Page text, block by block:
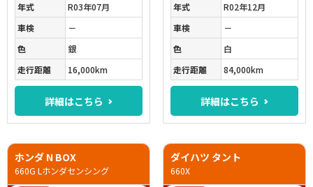
年式
R03年07月
車検
－
色
銀
走行距離
16,000km
詳細はこちら
年式
R02年12月
車検
－
色
白
走行距離
84,000km
詳細はこちら
ホンダ N BOX
660G Lホンダセンシング
ダイハツ タント
660X